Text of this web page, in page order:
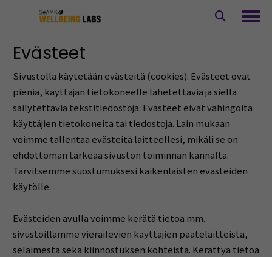
Evästeet
Sivustolla käytetään evästeitä (cookies). Evästeet ovat
pieniä, käyttäjän tietokoneelle lähetettäviä ja siellä
säilytettäviä tekstitiedostoja. Evästeet eivät vahingoita
käyttäjien tietokoneita tai tiedostoja. Lain mukaan
voimme tallentaa evästeitä laitteellesi, mikäli se on
ehdottoman tärkeää sivuston toiminnan kannalta.
Tarvitsemme suostumuksesi kaikenlaisten evästeiden
käytölle.
Evästeiden avulla voimme kerätä tietoa mm.
sivustoillamme vierailevien käyttäjien päätelaitteista,
selaimesta sekä kiinnostuksen kohteista. Kerättyä tietoa